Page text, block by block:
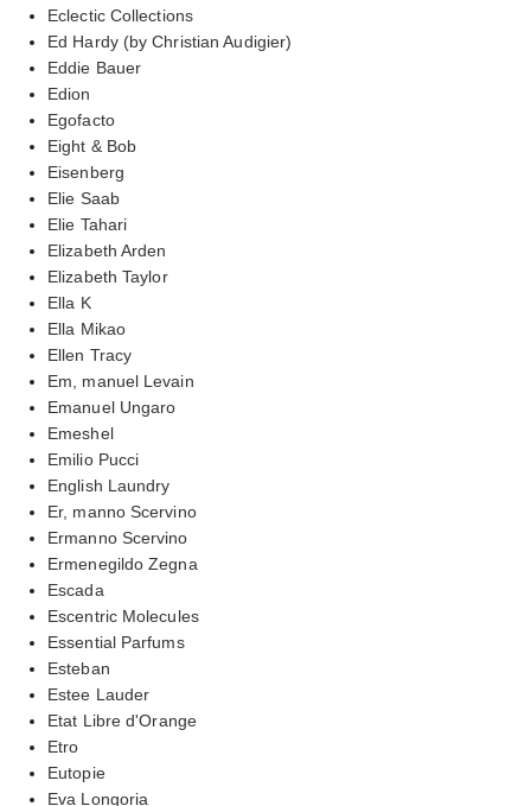
Eclectic Collections
Ed Hardy (by Christian Audigier)
Eddie Bauer
Edion
Egofacto
Eight & Bob
Eisenberg
Elie Saab
Elie Tahari
Elizabeth Arden
Elizabeth Taylor
Ella K
Ella Mikao
Ellen Tracy
Em, manuel Levain
Emanuel Ungaro
Emeshel
Emilio Pucci
English Laundry
Er, manno Scervino
Ermanno Scervino
Ermenegildo Zegna
Escada
Escentric Molecules
Essential Parfums
Esteban
Estee Lauder
Etat Libre d'Orange
Etro
Eutopie
Eva Longoria